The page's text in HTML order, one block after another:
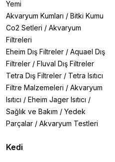
Yemi
Akvaryum Kumları / Bitki Kumu
Co2 Setleri / Akvaryum
Filtreleri
Eheim Dış Filtreler / Aquael Dış
Filtreler / Fluval Dış Filtreler
Tetra Dış Filtreler / Tetra Isıtıcı
Filtre Malzemeleri / Akvaryum
Isıtıcı / Eheim Jager Isıtıcı /
Sağlık ve Bakım / Yedek
Parçalar / Akvaryum Testleri
Kedi